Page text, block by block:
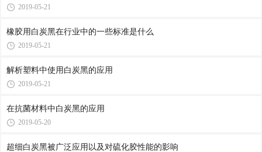
2019-05-21
橡胶用白炭黑在行业中的一些标准是什么
2019-05-21
解析塑料中使用白炭黑的应用
2019-05-21
在抗菌材料中白炭黑的应用
2019-05-20
超细白炭黑被广泛应用以及对硫化胶性能的影响